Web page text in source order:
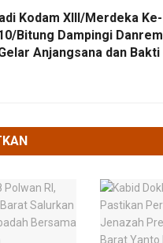
Kodam XIII/Merdeka Ke-
Bitung Dampingi Danrem
Anjangsana dan Bakti